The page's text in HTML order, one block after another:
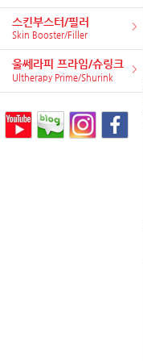
스킨부스터/필러
Skin Booster/Filler
울쎄라피 프라임/슈링크
Ultherapy Prime/Shurink